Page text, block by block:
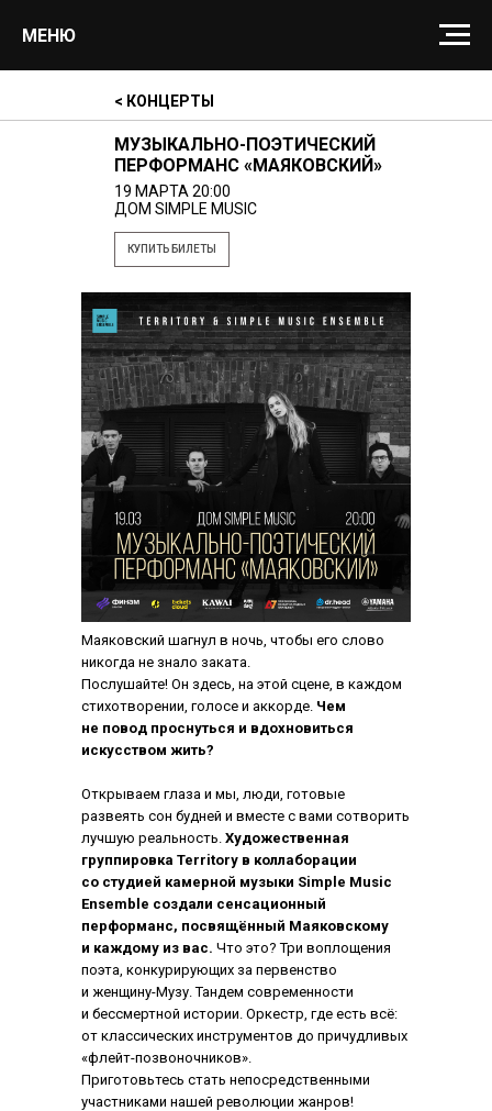
МЕНЮ
19 МАРТА 20:00
ДОМ SIMPLE MUSIC
Маяковский шагнул в ночь, чтобы его слово
никогда не знало заката.
Послушайте! Он здесь, на этой сцене, в каждом
стихотворении, голосе и аккорде. Чем
не повод проснуться и вдохновиться
искусством жить?
Открываем глаза и мы, люди, готовые
развеять сон будней и вместе с вами сотворить
лучшую реальность. Художественная
группировка Territory в коллаборации
со студией камерной музыки Simple Music
Ensemble создали сенсационный
перформанс, посвящённый Маяковскому
и каждому из вас. Что это? Три воплощения
поэта, конкурирующих за первенство
и женщину-Музу. Тандем современности
и бессмертной истории. Оркестр, где есть всё:
от классических инструментов до причудливых
«флейт-позвоночников».
Приготовьтесь стать непосредственными
участниками нашей революции жанров!
< КОНЦЕРТЫ
МУЗЫКАЛЬНО-ПОЭТИЧЕСКИЙ
ПЕРФОРМАНС «МАЯКОВСКИЙ»
КУПИТЬ БИЛЕТЫ